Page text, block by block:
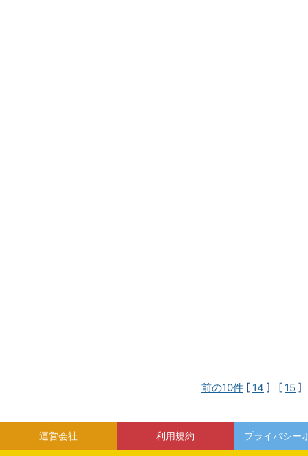
前の10件 [ 14 ] [ 15 ]
運営会社 利用規約 プライバシー